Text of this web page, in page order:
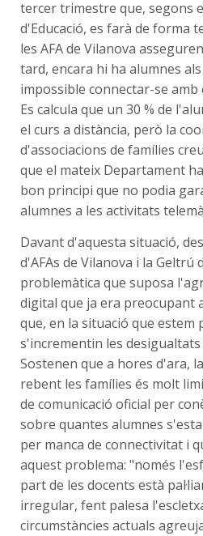
tercer trimestre que, segons
d'Educació, es farà de forma
les AFA de Vilanova
tard, encara hi ha alumnes
impossible connectar-se amb
Es calcula que un 30 % de
el curs a distància, però la
d'associacions de famílies
que el mateix Departament
bon principi que no podia
alumnes a les activitats
Davant d'aquesta situació,
d'AFAs de Vilanova i la Geltrú
problemàtica que suposa
digital que ja era preocupant
que, en la situació que estem
s'incrementin les
Sostenen que a hores d'ara,
rebent les famílies és molt
de comunicació oficial per
sobre quantes alumnes
per manca de connectivitat i
aquest problema: "només
part de les docents està
irregular, fent palesa
circumstàncies actuals